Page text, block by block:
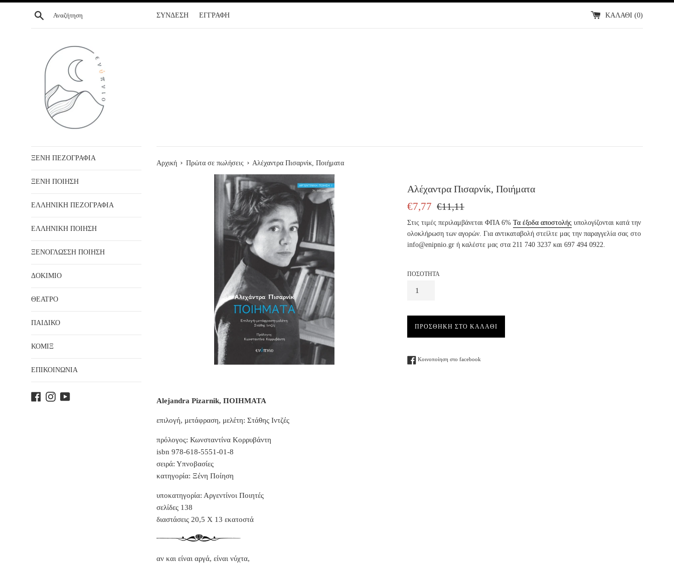
Αναζήτηση ΣΥΝΔΕΣΗ ΕΓΓΡΑΦΗ ΚΑΛΑΘΙ (0)
ΞΕΝΗ ΠΕΖΟΓΡΑΦΙΑ
ΞΕΝΗ ΠΟΙΗΣΗ
ΕΛΛΗΝΙΚΗ ΠΕΖΟΓΡΑΦΙΑ
ΕΛΛΗΝΙΚΗ ΠΟΙΗΣΗ
ΞΕΝΟΓΛΩΣΣΗ ΠΟΙΗΣΗ
ΔΟΚΙΜΙΟ
ΘΕΑΤΡΟ
ΠΑΙΔΙΚΟ
ΚΟΜΙΞ
ΕΠΙΚΟΙΝΩΝΙΑ
Facebook
InstagramYouTube
Αρχική › Πρώτα σε πωλήσεις › Αλέχαντρα Πισαρνίκ, Ποιήματα
Αλέχαντρα Πισαρνίκ, Ποιήματα
ΤΙΜΗ
€7,77
ΤΙΜΗ
€11,11
Στις τιμές περιλαμβάνεται ΦΠΑ 6% Τα έξοδα αποστολής υπολογίζονται κατά την
ολοκλήρωση των αγορών. Για αντικαταβολή στείλτε μας την παραγγελία σας στο
info@enipnio.gr ή καλέστε μας στα 211 740 3237 και 697 494 0922.
ΠΟΣΟΤΗΤΑ
ΠΡΟΣΘΗΚΗ ΣΤΟ ΚΑΛΑΘΙ
Κοινοποίηση στο facebook
Alejandra Pizarnik, ΠΟΙΗΜΑΤΑ
επιλογή, μετάφραση, μελέτη: Στάθης Ιντζές
πρόλογος: Κωνσταντίνα Κορρυβάντη
isbn 978-618-5551-01-8
σειρά: Υπνοβασίες
κατηγορία: Ξένη Ποίηση
υποκατηγορία: Αργεντίνοι Ποιητές
σελίδες 138
διαστάσεις 20,5 Χ 13 εκατοστά
αν και είναι αργά, είναι νύχτα,